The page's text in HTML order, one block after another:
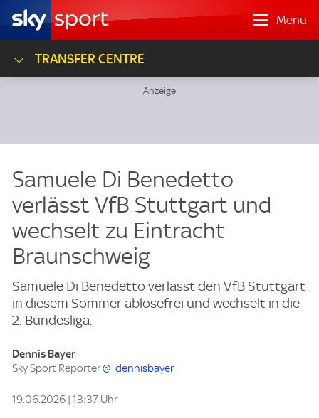
Menü
TRANSFER CENTRE
Samuele Di Benedetto
verlässt VfB Stuttgart und
wechselt zu Eintracht
Braunschweig
Samuele Di Benedetto verlässt den VfB Stuttgart
in diesem Sommer ablösefrei und wechselt in die
2. Bundesliga.
Dennis Bayer
Sky Sport Reporter@_dennisbayer
19.06.2026 | 13:37 Uhr